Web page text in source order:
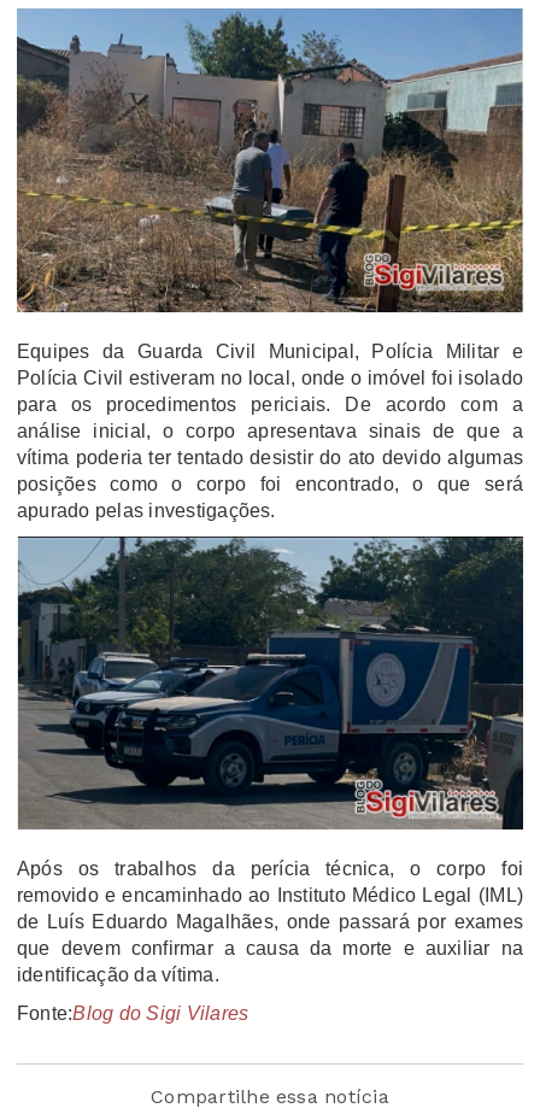
Equipes da Guarda Civil Municipal, Polícia Militar e
Polícia Civil estiveram no local, onde o imóvel foi isolado
para os procedimentos periciais. De acordo com a
análise inicial, o corpo apresentava sinais de que a
vítima poderia ter tentado desistir do ato devido algumas
posições como o corpo foi encontrado, o que será
apurado pelas investigações.
Após os trabalhos da perícia técnica, o corpo foi
removido e encaminhado ao Instituto Médico Legal (IML)
de Luís Eduardo Magalhães, onde passará por exames
que devem confirmar a causa da morte e auxiliar na
identificação da vítima.
Fonte:Blog do Sigi Vilares
Compartilhe essa notícia